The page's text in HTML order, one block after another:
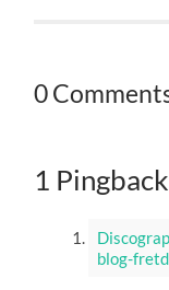
0
1 Pingback
blog-